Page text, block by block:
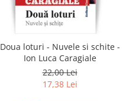
Doua loturi - Nuvele si schite -
Ion Luca Caragiale
22,00 Lei
17,38 Lei